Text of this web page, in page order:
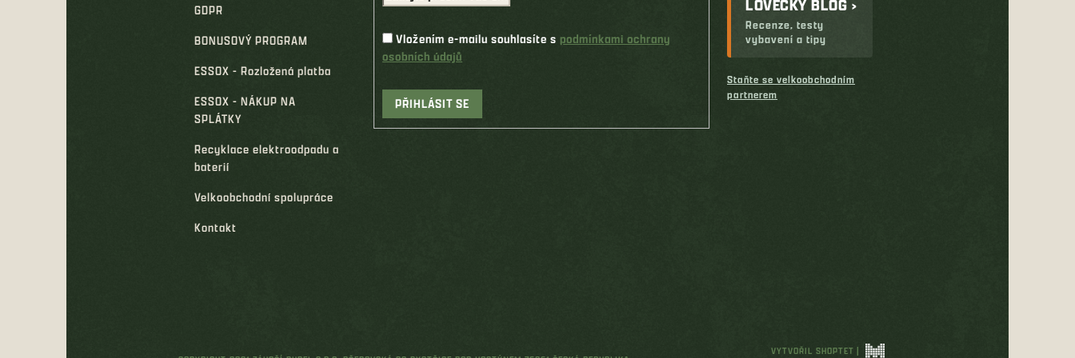
GDPR
BONUSOVÝ PROGRAM
ESSOX - Rozložená platba
ESSOX - NÁKUP NA
SPLÁTKY
Recyklace elektroodpadu a
baterií
Velkoobchodní spolupráce
Kontakt
Vložením e-mailu souhlasíte s podmínkami ochrany
osobních údajů
PŘIHLÁSIT SE
LOVECKÝ BLOG ›
Recenze, testy
vybavení a tipy
Staňte se velkoobchodním
partnerem
VYTVOŘIL SHOPTET |